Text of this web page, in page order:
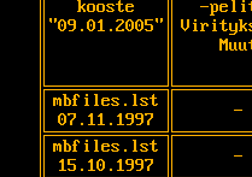
kooste
"09.01.2005"
-
mbfiles.lst
07.11.1997
-
mbfiles.lst
15.10.1997
-